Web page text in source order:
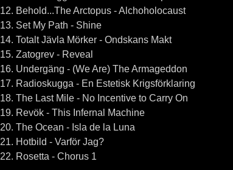
12. Behold...The Arctopus - Alchoholocaust
13. Set My Path - Shine
14. Totalt Jävla Mörker - Ondskans Makt
15. Zatogrev - Reveal
16. Undergäng - (We Are) The Armageddon
17. Radioskugga - En Estetisk Krigsförklaring
18. The Last Mile - No Incentive to Carry On
19. Revök - This Infernal Machine
20. The Ocean - Isla de la Luna
21. Hotbild - Varför Jag?
22. Rosetta - Chorus 1